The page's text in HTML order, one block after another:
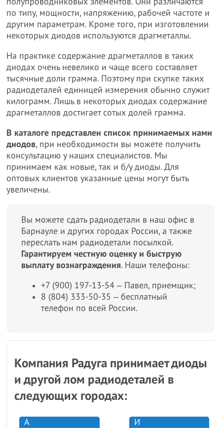
по типу, мощности, напряжению, рабочей частоте и
другим параметрам. Кроме того, при изготовлении
некоторых диодов используются драгметаллы.
На практике содержание драгметаллов в таких
диодах очень невелико и чаще всего составляет
тысячные доли грамма. Поэтому при скупке таких
радиодеталей единицей измерения обычно служит
килограмм. Лишь в некоторых диодах содержание
драгметаллов достигает сотых долей грамма.
В каталоге представлен список принимаемых нами
диодов, при необходимости вы можете получить
консультацию у наших специалистов. Мы
принимаем как новые, так и б/у диоды. Для
оптовых клиентов указанные цены могут быть
увеличены.
Вы можете сдать радиодетали в наш офис в
Барнауле и других городах России, а также
переслать нам радиодетали посылкой.
Гарантируем честную оценку и быструю
выплату вознаграждения. Наши телефоны:
+7 (900) 197-13-54 ‒ Павел, приемщик;
8 (804) 333-50-35 ‒ бесплатный
телефон по всей России.
Компания Радуга принимает диоды
и другой лом радиодеталей в
следующих городах:
А
И